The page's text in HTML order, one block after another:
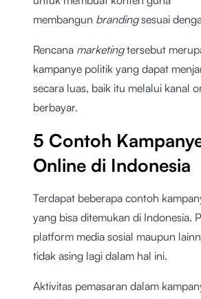
membangun brandingsesuai
Rencana marketingtersebut
kampanye politik yang dapat
secara luas, baik itu melalui kanal
berbayar.
5 Contoh
Online di Indonesia
Terdapat beberapa contoh
yang bisa ditemukan di Indonesia.
platform media sosial maupun
tidak asing lagi dalam hal ini.
Aktivitas pemasaran dalam